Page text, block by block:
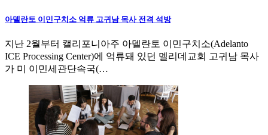
아델란토 이민구치소 억류 고귀남 목사 전격 석방
지난 2월부터 캘리포니아주 아델란토 이민구치소(Adelanto
ICE Processing Center)에 억류돼 있던 멜리데교회 고귀남 목사
가 미 이민세관단속국(…